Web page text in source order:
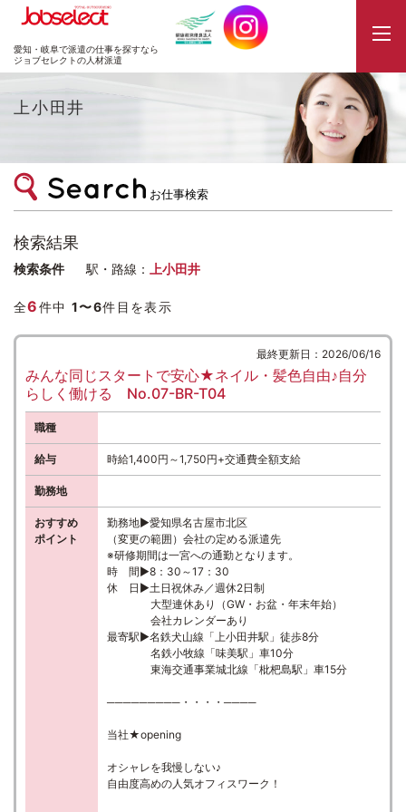
JobSelect
愛知・岐阜で派遣の仕事を探すなら
ジョブセレクトの人材派遣
上小田井
お仕事検索
検索結果
検索条件 駅・路線： 上小田井
全6件中1〜6件目を表示
最終更新日：2026/06/16
みんな同じスタートで安心★ネイル・髪色自由♪自分
らしく働ける No.07-BR-T04
職種
給与 時給1,400円～1,750円+交通費全額支給
勤務地
おすすめ
ポイント
勤務地▶愛知県名古屋市北区
（変更の範囲）会社の定める派遣先
※研修期間は一宮への通勤となります。
時 間▶8：30～17：30
休 日▶土日祝休み／週休2日制
大型連休あり（GW・お盆・年末年始）
会社カレンダーあり
最寄駅▶名鉄犬山線「上小田井駅」徒歩8分
名鉄小牧線「味美駅」車10分
東海交通事業城北線「枇杷島駅」車15分
─────────・・・・────
当社★opening
オシャレを我慢しない♪
自由度高めの人気オフィスワーク！